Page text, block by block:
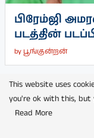
பிரேம்ஜி
படத்தின்
by பூங்குன்றன்
This website uses
you're ok with this, but
Read More